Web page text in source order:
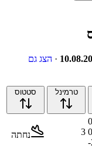
· הצג גם
טרמינל סטטוס
-
3 נחתה